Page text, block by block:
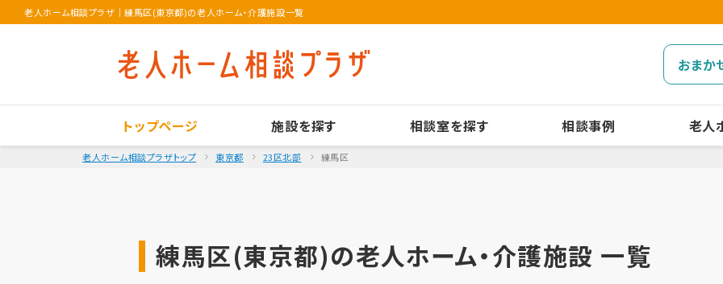
老人ホーム相談プラザ ｜練馬区(東京都)の老人ホーム・介護施設一覧
おまか
トップページ 施設を探す 相談室を探す 相談事例 老人
老人ホーム相談プラザトップ 東京都 23区北部 練馬区
練馬区(東京都)の老人ホーム・介護施設 一覧